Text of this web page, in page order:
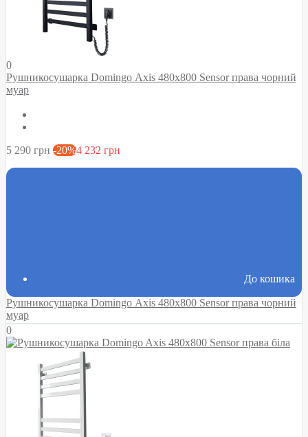
0
Рушникосушарка Domingo Axis 480x800 Sensor права чорний
муар
5 290 грн -20%4 232 грн
До кошика
Рушникосушарка Domingo Axis 480x800 Sensor права чорний
муар
0